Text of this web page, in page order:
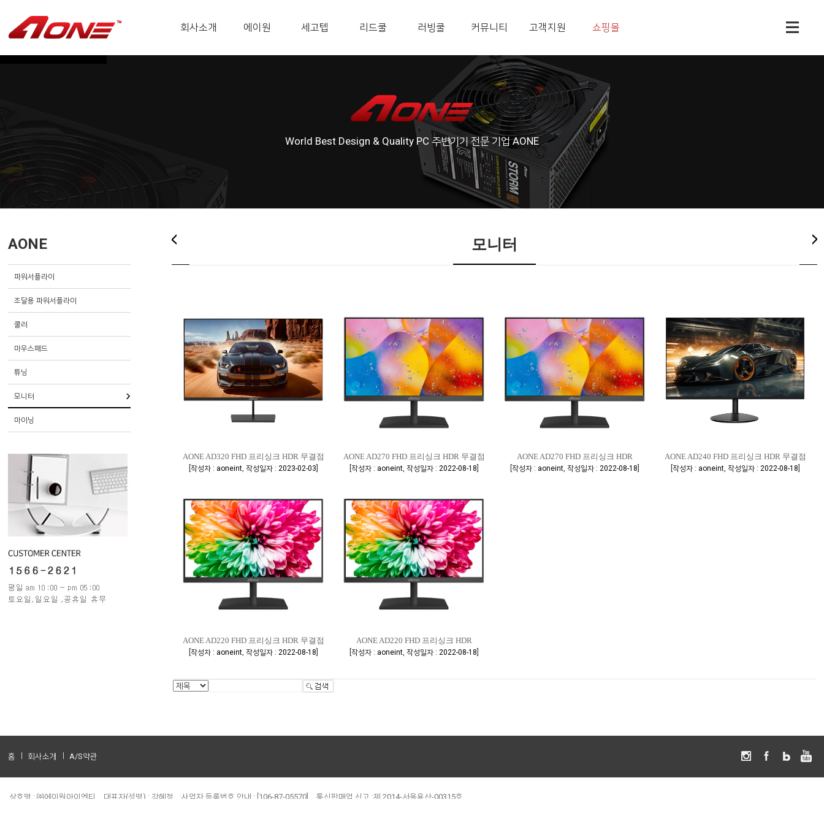
회사소개 에이원 세고텝 리드쿨 러빙쿨 커뮤니티 고객지원 쇼핑몰
World Best Design & Quality PC 주변기기 전문 기업 AONE
AONE
파워서플라이
조달용 파워서플라이
쿨러
마우스패드
튜닝
모니터
마이닝
모니터
AONE AD320 FHD 프리싱크 HDR 무결점
작성자 : aoneint, 작성일자 : 2023-02-03
AONE AD270 FHD 프리싱크 HDR 무결점
작성자 : aoneint, 작성일자 : 2022-08-18
AONE AD270 FHD 프리싱크 HDR
작성자 : aoneint, 작성일자 : 2022-08-18
AONE AD240 FHD 프리싱크 HDR 무결점
작성자 : aoneint, 작성일자 : 2022-08-18
AONE AD220 FHD 프리싱크 HDR 무결점
작성자 : aoneint, 작성일자 : 2022-08-18
AONE AD220 FHD 프리싱크 HDR
작성자 : aoneint, 작성일자 : 2022-08-18
홈 회사소개 A/S약관
상호명 : ㈜에이원아이엔티 대표자(성명) : 강혜정 사업자 등록번호 안내 : [106-87-05570]
통신판매업 신고 :제 2014-서울용산-00315호